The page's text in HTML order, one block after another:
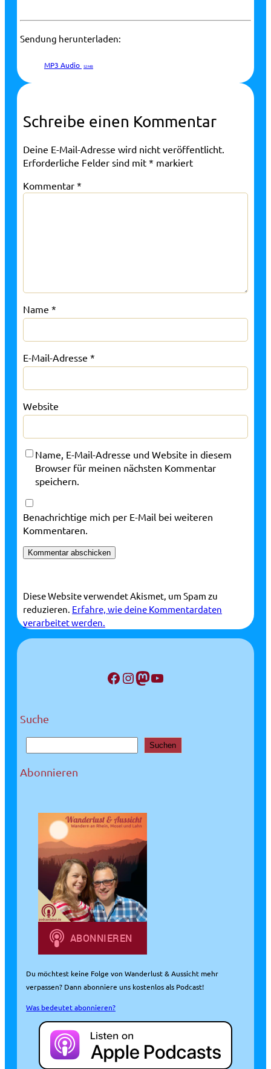
Sendung herunterladen:
MP3 Audio 52 MB
Schreibe einen Kommentar
Deine E-Mail-Adresse wird nicht veröffentlicht.
Erforderliche Felder sind mit * markiert
Kommentar *
Name *
E-Mail-Adresse *
Website
Name, E-Mail-Adresse und Website in diesem
Browser für meinen nächsten Kommentar
speichern.
Benachrichtige mich per E-Mail bei weiteren
Kommentaren.
Diese Website verwendet Akismet, um Spam zu
reduzieren. Erfahre, wie deine Kommentardaten
verarbeitet werden.
Facebook InstagramMastodon YouTube
Suche
u
c
Suchen
Abonnieren
Du möchtest keine Folge von Wanderlust & Aussicht mehr
verpassen? Dann abonniere uns kostenlos als Podcast!
Was bedeutet abonnieren?